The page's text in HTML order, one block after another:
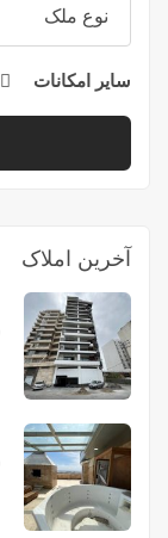
نوع ملک
سایر امکانات
آخرین املاک